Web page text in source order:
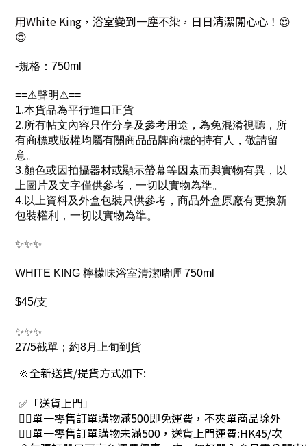
用White King，浴室變到一塵不染，日日清潔開心心！😍
😍
-規格：750ml
==⚠聲明⚠==
1.本貨品為平行進口正貨
2.所有帖文內容只作分享及參考用途，為免混淆視聽，所
有商標或版權均屬有關商品品牌商標的持有人，敬請留
意。
3.顏色或因拍攝器材或顯示螢幕等因素而與實物有異，以
上圖片及文字僅供參考，一切以實物為準。
4.以上資料及外盒包裝只供參考，商品外盒原廠有更換新
包裝權利，一切以實物為準。
✨✨✨
WHITE KING 檸檬味浴室清潔啫喱 750ml
$45/支
✨✨✨
27/5截單；約8月上旬到貨
🔆全新送貨/提貨方式如下:
✅「送貨上門」
👉🏻單一零售訂單購物滿500即免運費，不夾單商品除外
👉🏻單一零售訂單購物未滿500，送貨上門運費:HK45/次